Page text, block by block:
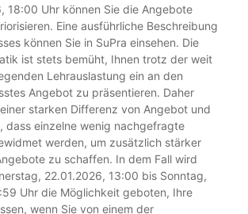
18:00 Uhr können Sie die Angebote
Eine ausführliche Beschreibung
können Sie in SuPra einsehen. Die
ist stets bemüht, Ihnen trotz der weit
Lehrauslastung ein an den
Angebot zu präsentieren. Daher
starken Differenz von Angebot und
dass einzelne wenig nachgefragte
werden, um zusätzlich stärker
zu schaffen. In dem Fall wird
22.01.2026, 13:00 bis Sonntag,
Uhr die Möglichkeit geboten, Ihre
wenn Sie von einem der